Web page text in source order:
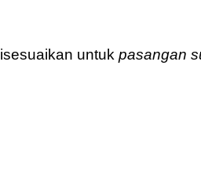
untuk pasangan